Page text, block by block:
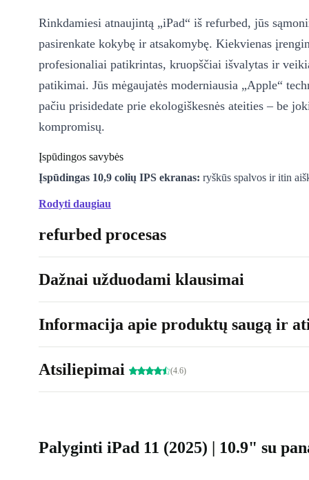
Rinkdamiesi atnaujintą „iPad“ iš refurbed, jūs
pasirenkate kokybę ir atsakomybę. Kiekvienas
profesionaliai patikrintas, kruopščiai išvalytas ir
patikimai. Jūs mėgaujatės moderniausia „Apple“
pačiu prisidedate prie ekologiškesnės ateities – be
kompromisų.
Įspūdingos savybės
Įspūdingas 10,9 colių IPS ekranas: ryškūs spalvos ir itin
filmams, žaidimams ir užrašams.
redagavimas ar žaidimai veikia sklandžiai ir greitai reaguoja.
**Universalūs 12 MP fotoaparatai: fiksuokite kasdienio
vykdykite vaizdo skambučius ar nuskaitykite dokumentus –
Lengvas ir tvirtas: sveriantis tik 477 g, „iPad“ yra idealus
Ilgalaikis pelnas
sąmoningam vartojimui ir vis tiek naudojatės
technologijomis – tai sprendimas, kuris atsiperka
Rodyti daugiau
refurbed procesas
Dažnai užduodami klausimai
Informacija apie produktų saugą ir
Atsiliepimai (4.6)
Palyginti iPad 11 (2025) | 10.9" su